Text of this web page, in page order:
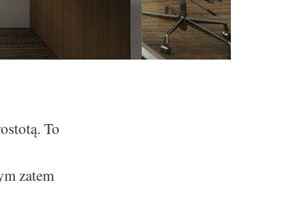
To
zatem